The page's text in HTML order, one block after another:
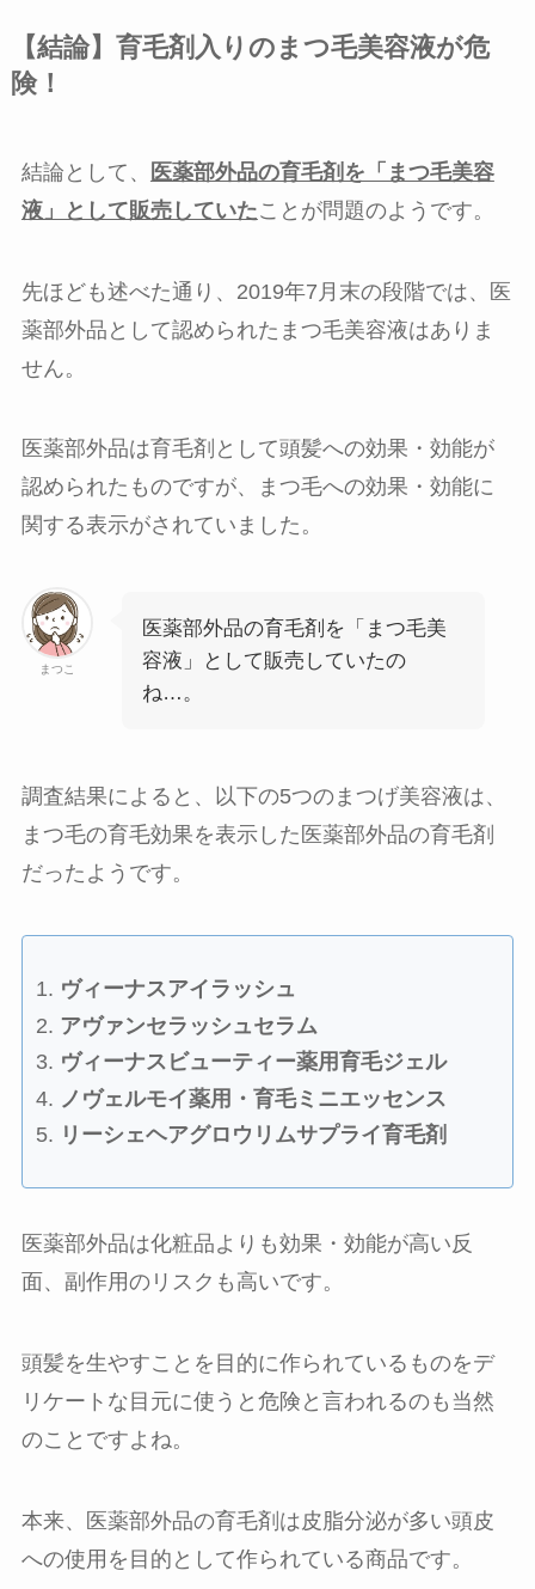
【結論】育毛剤入りのまつ毛美容液が危
険！
結論として、
医薬部外品の育毛剤を「まつ毛美容
液」として販売していたことが問題のようです。
先ほども述べた通り、2019年7月末の段階では、医
薬部外品として認められたまつ毛美容液はありま
せん。
医薬部外品は育毛剤として頭髪への効果・効能が
認められたものですが、まつ毛への効果・効能に
関する表示がされていました。
まつこ
医薬部外品の育毛剤を「まつ毛美
容液」として販売していたの
ね…。
調査結果によると、以下の5つのまつげ美容液は、
まつ毛の育毛効果を表示した医薬部外品の育毛剤
だったようです。
ヴィーナスアイラッシュ
アヴァンセラッシュセラム
ヴィーナスビューティー薬用育毛ジェル
ノヴェルモイ薬用・育毛ミニエッセンス
リーシェヘアグロウリムサプライ育毛剤
医薬部外品は化粧品よりも効果・効能が高い反
面、副作用のリスクも高いです。
頭髪を生やすことを目的に作られているものをデ
リケートな目元に使うと危険と言われるのも当然
のことですよね。
本来、医薬部外品の育毛剤は皮脂分泌が多い頭皮
への使用を目的として作られている商品です。